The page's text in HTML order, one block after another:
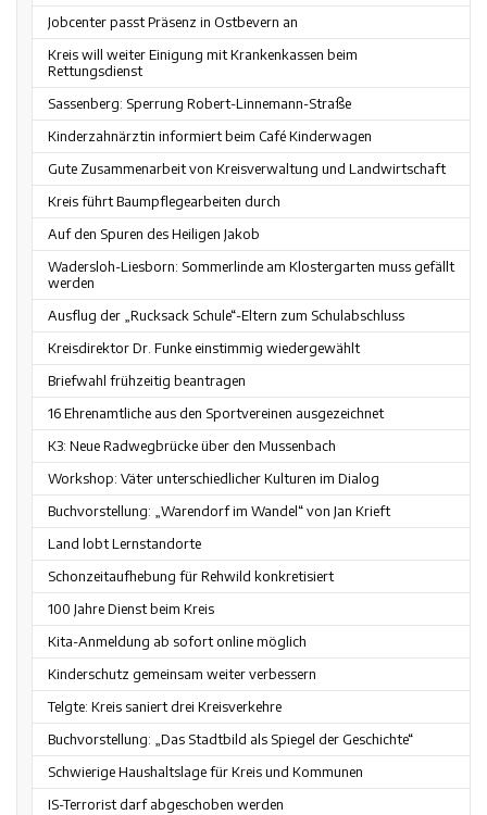
Jobcenter passt Präsenz in Ostbevern an
Kreis will weiter Einigung mit Krankenkassen beim
Rettungsdienst
Sassenberg: Sperrung Robert-Linnemann-Straße
Kinderzahnärztin informiert beim Café Kinderwagen
Gute Zusammenarbeit von Kreisverwaltung und Landwirtschaft
Kreis führt Baumpflegearbeiten durch
Auf den Spuren des Heiligen Jakob
Wadersloh-Liesborn: Sommerlinde am Klostergarten muss gefällt
werden
Ausflug der „Rucksack Schule“-Eltern zum Schulabschluss
Kreisdirektor Dr. Funke einstimmig wiedergewählt
Briefwahl frühzeitig beantragen
16 Ehrenamtliche aus den Sportvereinen ausgezeichnet
K3: Neue Radwegbrücke über den Mussenbach
Workshop: Väter unterschiedlicher Kulturen im Dialog
Buchvorstellung: „Warendorf im Wandel“ von Jan Krieft
Land lobt Lernstandorte
Schonzeitaufhebung für Rehwild konkretisiert
100 Jahre Dienst beim Kreis
Kita-Anmeldung ab sofort online möglich
Kinderschutz gemeinsam weiter verbessern
Telgte: Kreis saniert drei Kreisverkehre
Buchvorstellung: „Das Stadtbild als Spiegel der Geschichte“
Schwierige Haushaltslage für Kreis und Kommunen
IS-Terrorist darf abgeschoben werden